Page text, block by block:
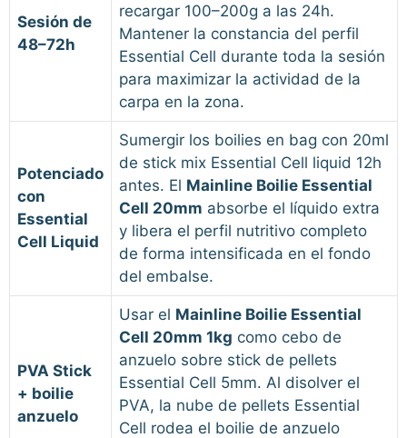
Sesión de
48–72h
recargar 100–200g a las 24h.
Mantener la constancia del perfil
Essential Cell durante toda la sesión
para maximizar la actividad de la
carpa en la zona.
Potenciado
con
Essential
Cell Liquid
Sumergir los boilies en bag con 20ml
de stick mix Essential Cell liquid 12h
antes. El Mainline Boilie Essential
Cell 20mm absorbe el líquido extra
y libera el perfil nutritivo completo
de forma intensificada en el fondo
del embalse.
PVA Stick
+ boilie
anzuelo
Usar el Mainline Boilie Essential
Cell 20mm 1kg como cebo de
anzuelo sobre stick de pellets
Essential Cell 5mm. Al disolver el
PVA, la nube de pellets Essential
Cell rodea el boilie de anzuelo